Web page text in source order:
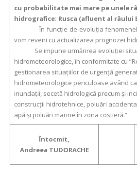
cu probabilitate mai mare pe unele
hidrografice: Rusca (afluent al râului
În funcție de evoluția
vom reveni cu actualizarea prognozei
Se impune urmărirea evoluției
hidrometeorologice, în conformitate cu
gestionarea situațiilor de urgență
hidrometeorologice periculoase având
inundații, secetă hidrologică precum și
construcții hidrotehnice, poluări
apă și poluări marine în zona costieră.”
Întocmit,
Andreea TUDORACHE